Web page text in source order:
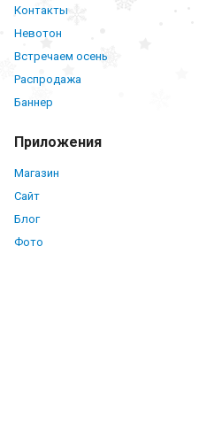
Контакты
Невотон
Встречаем осень
Распродажа
Баннер
Приложения
Магазин
Сайт
Блог
Фото